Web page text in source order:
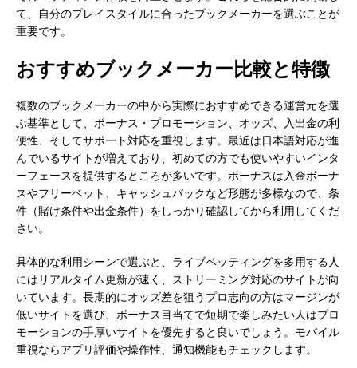
て、自分のプレイスタイルに合ったブックメーカーを選ぶことが
重要です。
おすすめブックメーカー比較と特徴
複数のブックメーカーの中から実際におすすめできる運営元を選
ぶ基準として、ボーナス・プロモーション、オッズ、入出金の利
便性、そしてサポート対応を重視します。最近は日本語対応が進
んでいるサイトが増えており、初めての方でも使いやすいインタ
ーフェースを提供するところが多いです。ボーナスは入金ボーナ
スやフリーベット、キャッシュバックなど形態が多様なので、条
件（賭け条件や出金条件）をしっかり確認してから利用してくだ
さい。
具体的な利用シーンで選ぶと、ライブベッティングを多用する人
にはリアルタイム更新が速く、ストリーミング対応のサイトが向
いています。長期的にオッズ差を狙うプロ志向の方はマージンが
低いサイトを選び、ボーナス目当てで短期で楽しみたい人はプロ
モーションの手厚いサイトを優先すると良いでしょう。モバイル
重視ならアプリ評価や操作性、通知機能もチェックします。